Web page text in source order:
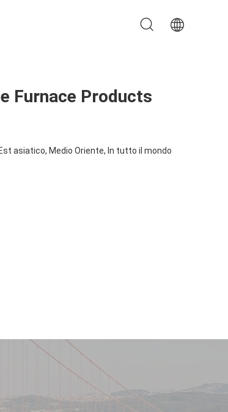
Furnace Products
asiatico, Medio Oriente, In tutto il mondo